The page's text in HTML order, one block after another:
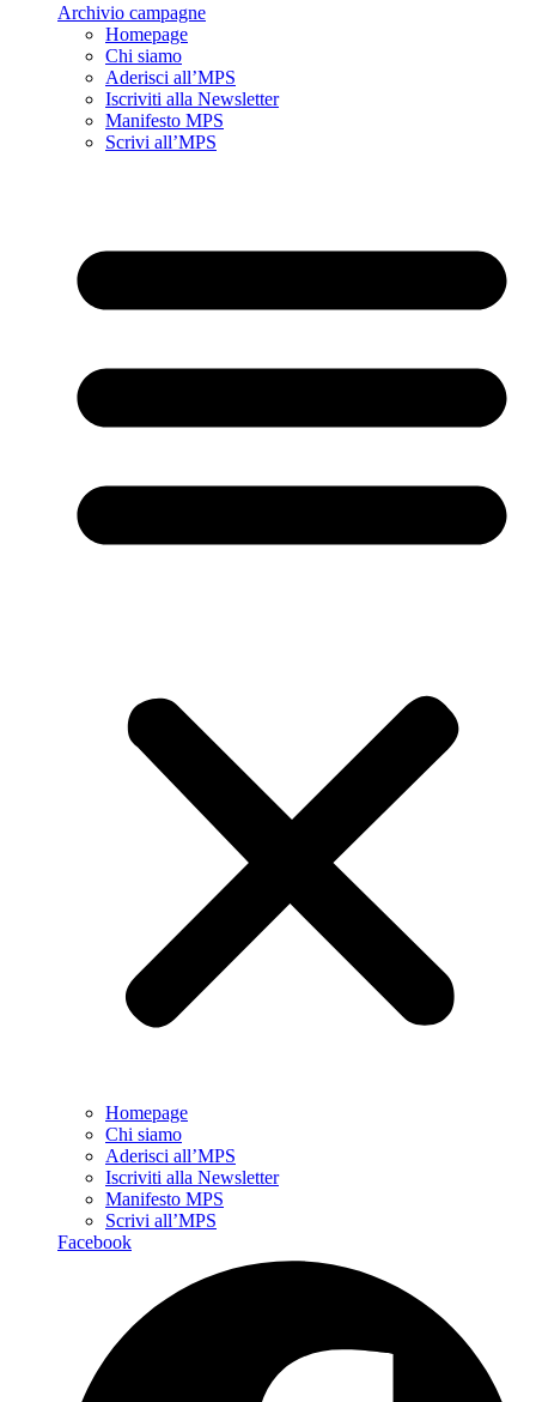
Archivio campagne
Homepage
Chi siamo
Aderisci all’MPS
Iscriviti alla Newsletter
Manifesto MPS
Scrivi all’MPS
Homepage
Chi siamo
Aderisci all’MPS
Iscriviti alla Newsletter
Manifesto MPS
Scrivi all’MPS
Facebook